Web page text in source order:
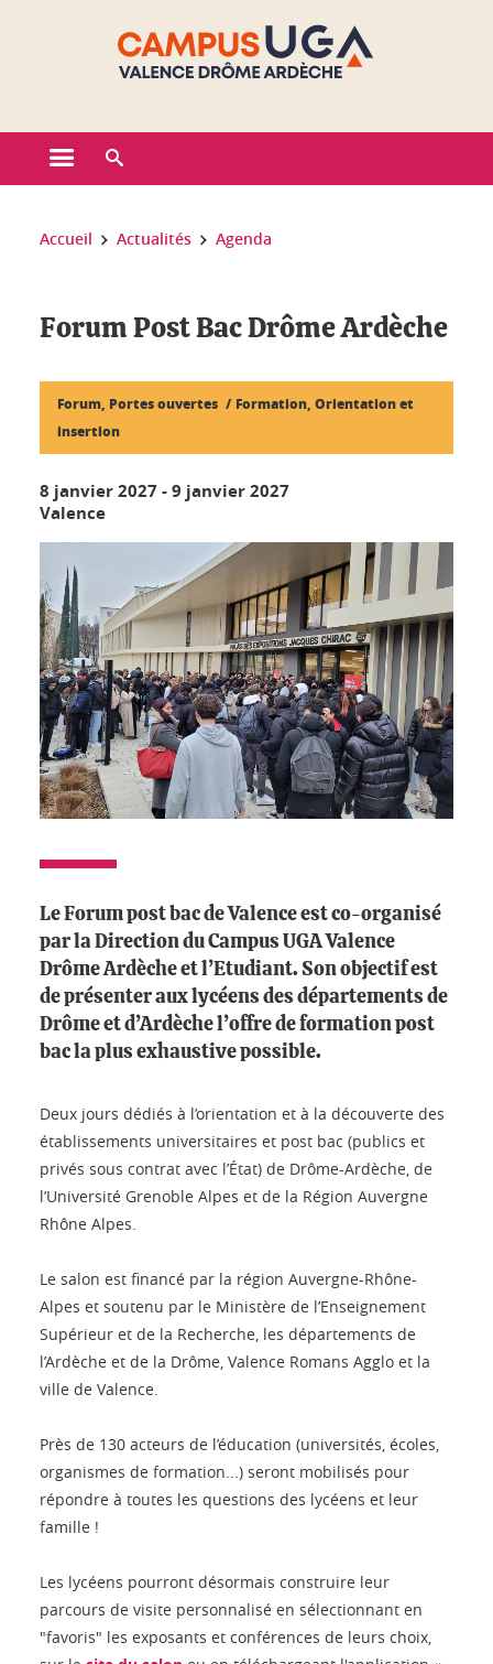
Ouvrir le menu principal
Vous êtes ici :
Accueil Actualités Agenda
Forum Post Bac Drôme Ardèche
Forum, Portes ouvertes
Formation, Orientation et
insertion
8 janvier 2027 -9 janvier 2027
Valence
Le Forum post bac de Valence est co-organisé
par la Direction du Campus UGA Valence
Drôme Ardèche et l’Etudiant. Son objectif est
de présenter aux lycéens des départements de
Drôme et d’Ardèche l’offre de formation post
bac la plus exhaustive possible.
Deux jours dédiés à l’orientation et à la découverte des
établissements universitaires et post bac (publics et
privés sous contrat avec l’État) de Drôme-Ardèche, de
l’Université Grenoble Alpes et de la Région Auvergne
Rhône Alpes.
Le salon est financé par la région Auvergne-Rhône-
Alpes et soutenu par le Ministère de l’Enseignement
Supérieur et de la Recherche, les départements de
l’Ardèche et de la Drôme, Valence Romans Agglo et la
ville de Valence.
Près de 130 acteurs de l’éducation (universités, écoles,
organismes de formation...) seront mobilisés pour
répondre à toutes les questions des lycéens et leur
famille !
Les lycéens pourront désormais construire leur
parcours de visite personnalisé en sélectionnant en
"favoris" les exposants et conférences de leurs choix,